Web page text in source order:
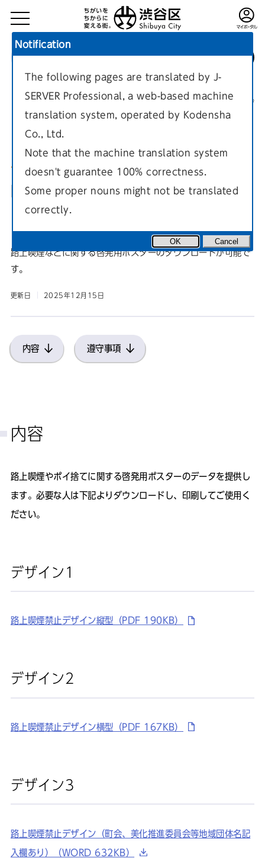
路上喫煙対策
現在のページ
喫煙禁止啓発用ポスターの提供
（ダウンロード）
路上喫煙などに関する啓発用ポスターのダウンロードが可能で
す。
更新日 2025年12月15日
内容 遵守事項
内容
路上喫煙やポイ捨てに関する啓発用ポスターのデータを提供し
ます。必要な人は下記よりダウンロードし、印刷してご使用く
ださい。
デザイン1
路上喫煙禁止デザイン縦型（PDF 190KB）
デザイン2
路上喫煙禁止デザイン横型（PDF 167KB）
デザイン3
路上喫煙禁止デザイン（町会、美化推進委員会等地域団体名記
入欄あり）（WORD 632KB）
Notification
The following pages are translated by J-
SERVER Professional, a web-based machine
translation system, operated by Kodensha
Co., Ltd.
Note that the machine translation system
doesn't guarantee 100% correctness.
Some proper nouns might not be translated
correctly.
OK Cancel